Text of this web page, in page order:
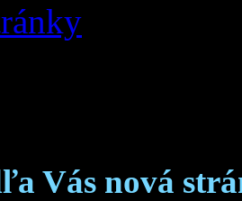
Vás nová